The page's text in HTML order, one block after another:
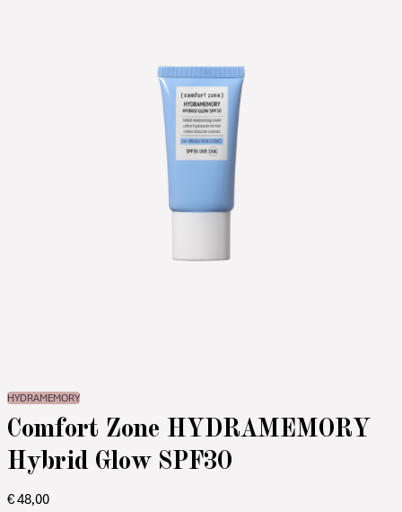
HYDRAMEMORY
Comfort Zone HYDRAMEMORY
Hybrid Glow SPF30
€48,00